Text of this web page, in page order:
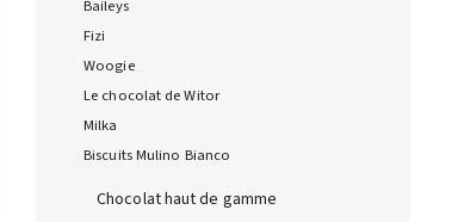
Baileys
Fizi
Woogie
Le chocolat de Witor
Milka
Biscuits Mulino Bianco
Chocolat haut de gamme